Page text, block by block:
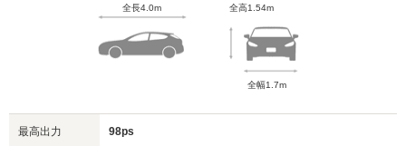
全長4.0m 全高1.54m
全幅1.7m
最高出力 98ps